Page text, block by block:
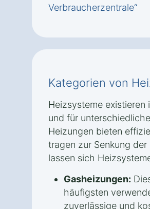
Verbraucherzentrale“
Kategorien von
Heizsysteme
und für
Heizungen bieten
tragen zur Senkung
lassen sich
Gasheizungen:
häufigsten
zuverlässige und